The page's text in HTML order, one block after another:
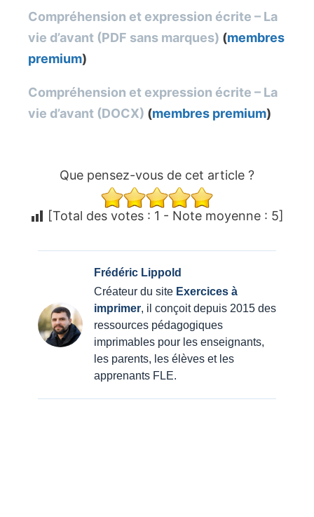
Compréhension et expression écrite – La
vie d’avant (PDF sans marques) (membres
premium)
Compréhension et expression écrite – La
vie d’avant (DOCX) (membres premium)
Que pensez-vous de cet article ?
[Total des votes : 1 - Note moyenne : 5]
Frédéric Lippold
Créateur du site Exercices à
imprimer, il conçoit depuis 2015 des
ressources pédagogiques
imprimables pour les enseignants,
les parents, les élèves et les
apprenants FLE.